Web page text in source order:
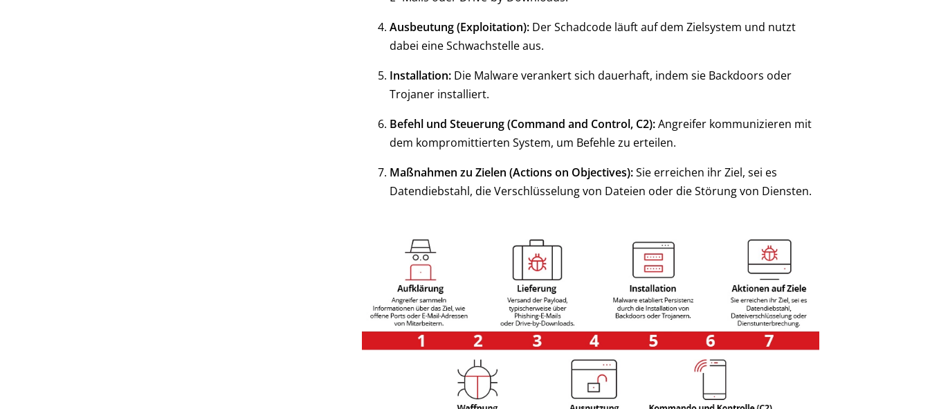
Ausbeutung (Exploitation):Der Schadcode läuft auf dem Zielsystem und nutzt
dabei eine Schwachstelle aus.
Installation: Die Malware verankert sich dauerhaft, indem sie Backdoors oder
Trojaner installiert.
Befehl und Steuerung (Command and Control, C2):Angreifer kommunizieren mit
dem kompromittierten System, um Befehle zu erteilen.
Maßnahmen zu Zielen (Actions on Objectives):Sie erreichen ihr Ziel, sei es
Datendiebstahl, die Verschlüsselung von Dateien oder die Störung von Diensten.